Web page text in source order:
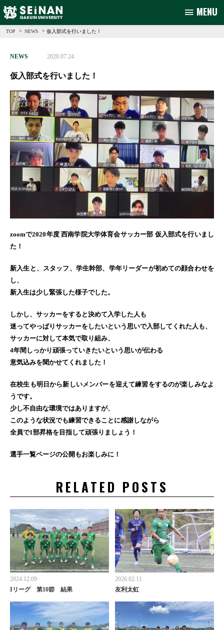
TOP > NEWS > 仮入部式を行いました！
NEWS 2020.07.24
仮入部式を行いました！
zoomで2020年度 西南学院大学体育会サッカー部 仮入部式を行いまし
た！
新入生と、スタッフ、学生幹部、学年リーダーが初めての顔合わせを
し、
新入生は少し緊張した様子でした。
しかし、サッカーをすると決めて入学した人も
迷ってやっぱりサッカーをしたいという思いで入部してくれた人も、
サッカーに対して本気で取り組み、
4年間しっかり頑張っていきたいという思いが伝わる
意気込みを聞かせてくれました！
在校生も明日から新しいメンバーを迎えて練習をするのが楽しみなよ
うです。
少し不自由な環境ではありますが、
このような状況でも練習できることに感謝しながら
全員で1部昇格を目指して頑張りましょう！
選手一覧ページの公開もお楽しみに！
RELATED POSTS
2024.12.09
Iリーグ 第10節 結果
2026.02.11
友利太虹
MENU